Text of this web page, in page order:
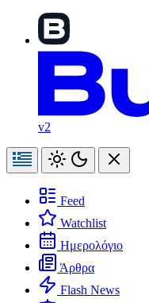
v2
Feed
Watchlist
Ημερολόγιο
Άρθρα
Flash News